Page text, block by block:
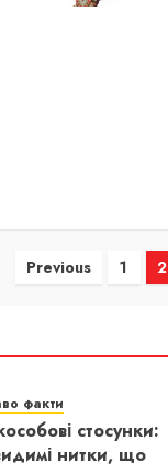
Пагінація
Previous 1 2
факти
стосунки:
нитки, що